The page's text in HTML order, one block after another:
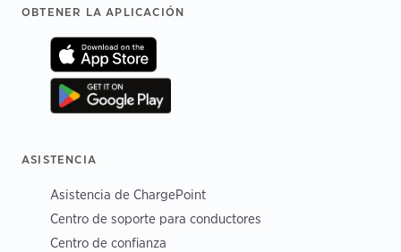
Footer
OBTENER LA APLICACIÓN
ASISTENCIA
Asistencia de ChargePoint
Centro de soporte para conductores
Centro de confianza